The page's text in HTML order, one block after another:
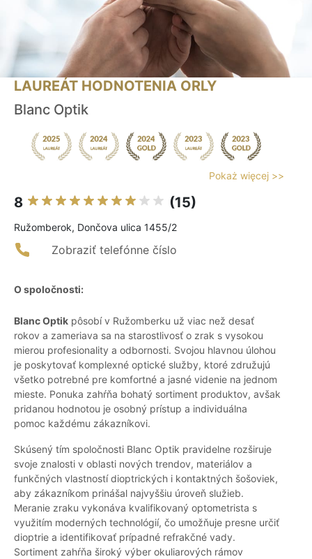
LAUREÁT HODNOTENIA ORLY
Blanc Optik
Pokaż więcej >>
8 (15)
Ružomberok, Dončova ulica 1455/2
Zobraziť telefónne číslo
O spoločnosti:
Blanc Optik pôsobí v Ružomberku už viac než desať
rokov a zameriava sa na starostlivosť o zrak s vysokou
mierou profesionality a odbornosti. Svojou hlavnou úlohou
je poskytovať komplexné optické služby, ktoré združujú
všetko potrebné pre komfortné a jasné videnie na jednom
mieste. Ponuka zahŕňa bohatý sortiment produktov, avšak
pridanou hodnotou je osobný prístup a individuálna
pomoc každému zákazníkovi.
Skúsený tím spoločnosti Blanc Optik pravidelne rozširuje
svoje znalosti v oblasti nových trendov, materiálov a
funkčných vlastností dioptrických i kontaktných šošoviek,
aby zákazníkom prinášal najvyššiu úroveň služieb.
Meranie zraku vykonáva kvalifikovaný optometrista s
využitím moderných technológií, čo umožňuje presne určiť
dioptrie a identifikovať prípadné refrakčné vady.
Sortiment zahŕňa široký výber okuliarových rámov